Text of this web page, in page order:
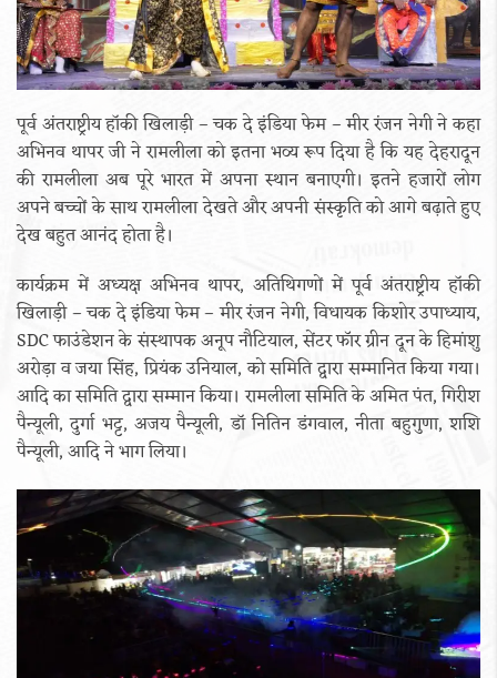
पूर्व अंतराष्ट्रीय हॉकी खिलाड़ी – चक दे इंडिया फेम – मीर रंजन नेगी ने कहा
अभिनव थापर जी ने रामलीला को इतना भव्य रूप दिया है कि यह देहरादून
की रामलीला अब पूरे भारत में अपना स्थान बनाएगी। इतने हजारों लोग
अपने बच्चों के साथ रामलीला देखते और अपनी संस्कृति को आगे बढ़ाते हुए
देख बहुत आनंद होता है।
कार्यक्रम में अध्यक्ष अभिनव थापर, अतिथिगणों में पूर्व अंतराष्ट्रीय हॉकी
खिलाड़ी – चक दे इंडिया फेम – मीर रंजन नेगी, विधायक किशोर उपाध्याय,
SDC फाउंडेशन के संस्थापक अनूप नौटियाल, सेंटर फॉर ग्रीन दून के हिमांशु
अरोड़ा व जया सिंह, प्रियंक उनियाल, को समिति द्वारा सम्मानित किया गया।
आदि का समिति द्वारा सम्मान किया। रामलीला समिति के अमित पंत, गिरीश
पैन्यूली, दुर्गा भट्ट, अजय पैन्यूली, डॉ नितिन डंगवाल, नीता बहुगुणा, शशि
पैन्यूली, आदि ने भाग लिया।